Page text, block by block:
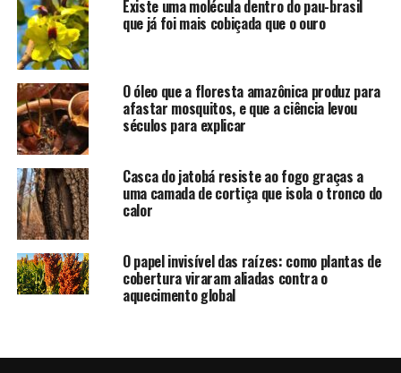
Existe uma molécula dentro do pau-brasil
que já foi mais cobiçada que o ouro
O óleo que a floresta amazônica produz para
afastar mosquitos, e que a ciência levou
séculos para explicar
Casca do jatobá resiste ao fogo graças a
uma camada de cortiça que isola o tronco do
calor
O papel invisível das raízes: como plantas de
cobertura viraram aliadas contra o
aquecimento global